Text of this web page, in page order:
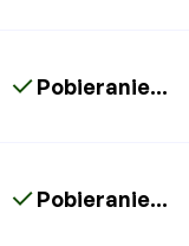
Pobieranie...
Pobieranie...